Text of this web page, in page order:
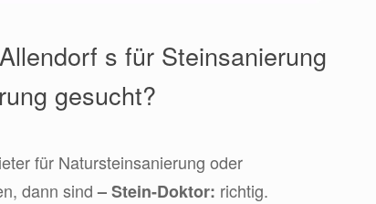
s für Steinsanierung
gesucht?
für Natursteinsanierung oder
dann sind– Stein-Doktor: richtig.